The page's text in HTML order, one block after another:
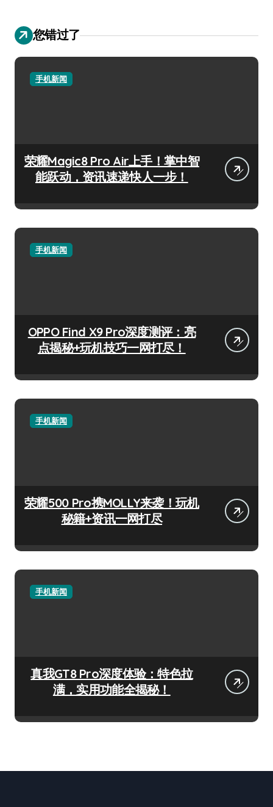
您错过了
手机新闻
荣耀Magic8 Pro Air上手！掌中智
能跃动，资讯速递快人一步！
手机新闻
OPPO Find X9 Pro深度测评：亮
点揭秘+玩机技巧一网打尽！
手机新闻
荣耀500 Pro携MOLLY来袭！玩机
秘籍+资讯一网打尽
手机新闻
真我GT8 Pro深度体验：特色拉
满，实用功能全揭秘！